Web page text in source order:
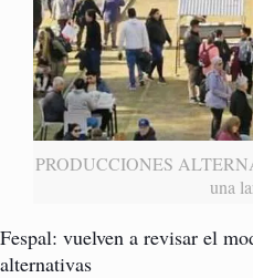
PRODUCCIONES
una
Fespal: vuelven a revisar el
alternativas